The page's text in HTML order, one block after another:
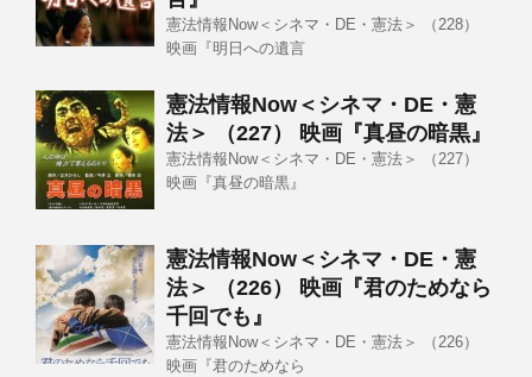
憲法情報Now＜シネマ・DE・憲法＞ （228）
映画『明日への遺言
憲法情報Now＜シネマ・DE・憲
法＞ （227） 映画『真昼の暗黒』
憲法情報Now＜シネマ・DE・憲法＞ （227）
映画『真昼の暗黒』
憲法情報Now＜シネマ・DE・憲
法＞ （226） 映画『君のためなら
千回でも』
憲法情報Now＜シネマ・DE・憲法＞ （226）
映画『君のためなら